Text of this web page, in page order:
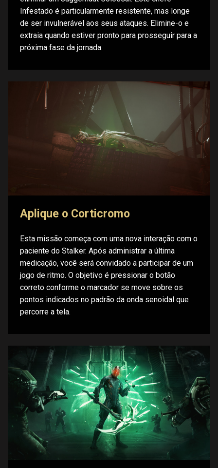
Infestado é particularmente resistente, mas longe
de ser invulnerável aos seus ataques. Elimine-o e
extraia quando estiver pronto para prosseguir para a
próxima fase da jornada.
Aplique o Corticromo
Esta missão começa com uma nova interação com o
paciente do Stalker. Após administrar a última
medicação, você será convidado a participar de um
jogo de ritmo. O objetivo é pressionar o botão
correto conforme o marcador se move sobre os
pontos indicados no padrão da onda senoidal que
percorre a tela.